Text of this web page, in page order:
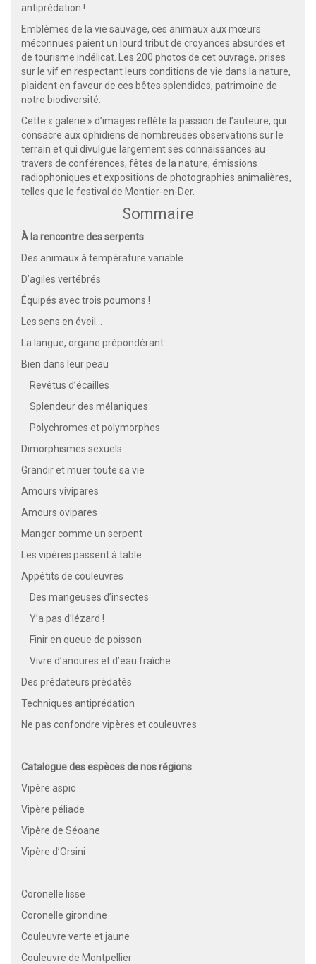
antiprédation !
Emblèmes de la vie sauvage, ces animaux aux mœurs
méconnues paient un lourd tribut de croyances absurdes et
de tourisme indélicat. Les 200 photos de cet ouvrage, prises
sur le vif en respectant leurs conditions de vie dans la nature,
plaident en faveur de ces bêtes splendides, patrimoine de
notre biodiversité.
Cette « galerie » d’images reflète la passion de l’auteure, qui
consacre aux ophidiens de nombreuses observations sur le
terrain et qui divulgue largement ses connaissances au
travers de conférences, fêtes de la nature, émissions
radiophoniques et expositions de photographies animalières,
telles que le festival de Montier-en-Der.
Sommaire
À la rencontre des serpents
Des animaux à température variable
D’agiles vertébrés
Équipés avec trois poumons !
Les sens en éveil...
La langue, organe prépondérant
Bien dans leur peau
Revêtus d’écailles
Splendeur des mélaniques
Polychromes et polymorphes
Dimorphismes sexuels
Grandir et muer toute sa vie
Amours vivipares
Amours ovipares
Manger comme un serpent
Les vipères passent à table
Appétits de couleuvres
Des mangeuses d’insectes
Y’a pas d’lézard !
Finir en queue de poisson
Vivre d’anoures et d’eau fraîche
Des prédateurs prédatés
Techniques antiprédation
Ne pas confondre vipères et couleuvres
Catalogue des espèces de nos régions
Vipère aspic
Vipère péliade
Vipère de Séoane
Vipère d’Orsini
Coronelle lisse
Coronelle girondine
Couleuvre verte et jaune
Couleuvre de Montpellier